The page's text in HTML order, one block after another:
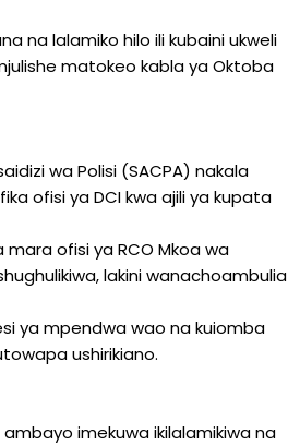
na lalamiko hilo ili kubaini ukweli
matokeo kabla ya Oktoba
wa Polisi (SACPA) nakala
ofisi ya DCI kwa ajili ya kupata
mara ofisi ya RCO Mkoa wa
lakini wanachoambulia
ya mpendwa wao na kuiomba
ushirikiano.
imekuwa ikilalamikiwa na